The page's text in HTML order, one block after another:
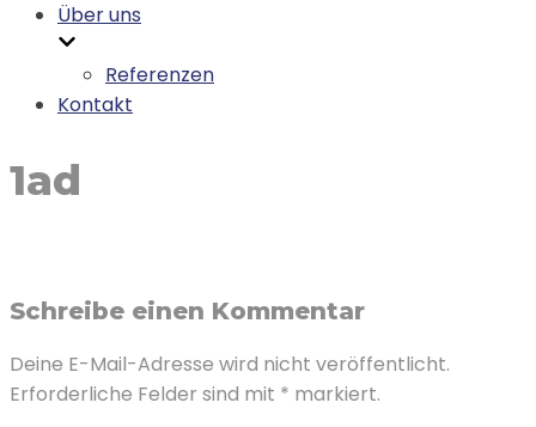
Über uns
Referenzen
Kontakt
1ad
Schreibe einen Kommentar
Deine E-Mail-Adresse wird nicht veröffentlicht.
Erforderliche Felder sind mit * markiert.